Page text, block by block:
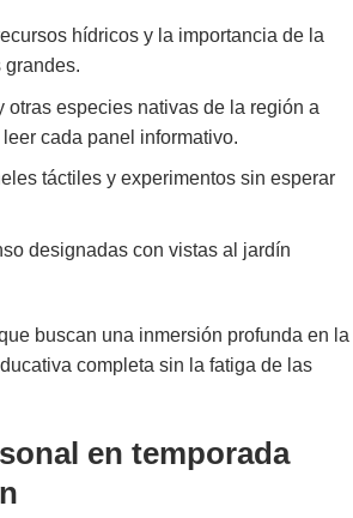
hídricos y la importancia de la
grandes.
especies nativas de la región a
cada panel informativo.
táctiles y experimentos sin esperar
designadas con vistas al jardín
buscan una inmersión profunda en la
completa sin la fatiga de las
en temporada